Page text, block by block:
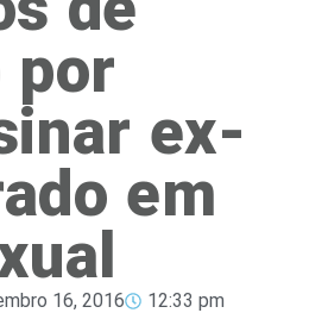
por
ex-
em
16, 2016 12:33 pm